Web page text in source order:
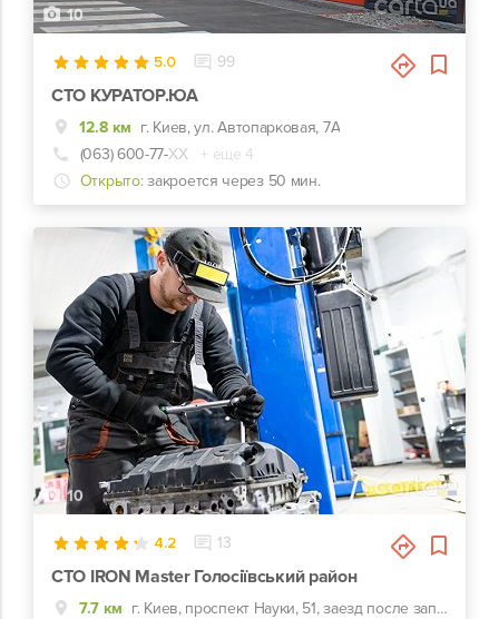
10
5.0 99
СТО КУРАТОР.ЮА
12.8 км г. Киев, ул. Автопарковая, 7А
(063) 600-77-ХХ
+ еще 4
Открыто: закроется через 50 мин.
10
4.2 13
СТО IRON Master Голосіївський район
7.7 км
г. Киев, проспект Науки, 51, заезд после заправки WOG